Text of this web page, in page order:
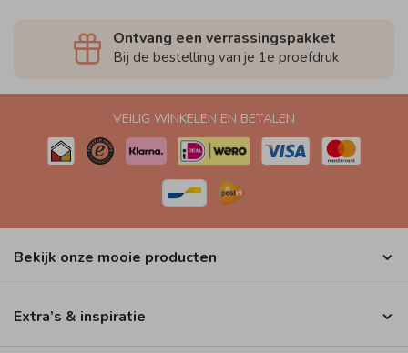
Ontvang een verrassingspakket
Bij de bestelling van je 1e proefdruk
VEILIG WINKELEN EN BETALEN
Bekijk onze mooie producten
Extra’s & inspiratie